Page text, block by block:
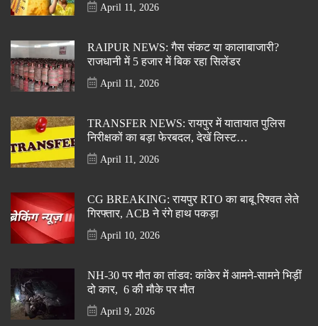
April 11, 2026
RAIPUR NEWS: गैस संकट या कालाबाजारी?
राजधानी में 5 हजार में बिक रहा सिलेंडर
April 11, 2026
TRANSFER NEWS: रायपुर में यातायात पुलिस
निरीक्षकों का बड़ा फेरबदल, देखें लिस्ट…
April 11, 2026
CG BREAKING: रायपुर RTO का बाबू रिश्वत लेते
गिरफ्तार, ACB ने रंगे हाथ पकड़ा
April 10, 2026
NH-30 पर मौत का तांडव: कांकेर में आमने-सामने भिड़ीं
दो कार, 6 की मौके पर मौत
April 9, 2026